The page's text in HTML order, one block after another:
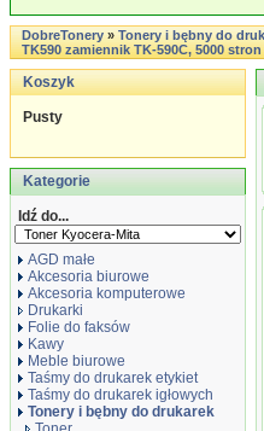
DobreTonery»Tonery i bębny do
TK590 zamiennik TK-590C, 5000 stron
Koszyk
Pusty
Kategorie
Idź do...
AGD małe
Akcesoria biurowe
Akcesoria komputerowe
Drukarki
Folie do faksów
Kawy
Meble biurowe
Taśmy do drukarek etykiet
Taśmy do drukarek igłowych
Tonery i bębny do drukarek